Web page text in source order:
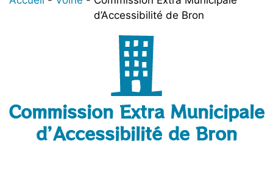
d’Accessibilité de Bron
Commission Extra Municipale
d’Accessibilité de Bron